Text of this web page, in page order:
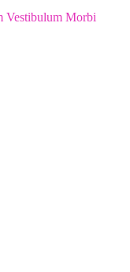
Vestibulum Morbi